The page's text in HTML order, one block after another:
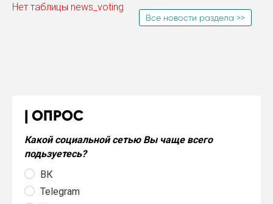
Нет таблицы news_voting
Все новости раздела >>
ОПРОС
Какой социальной сетью Вы чаще всего
подьзуетесь?
ВК
Telegram